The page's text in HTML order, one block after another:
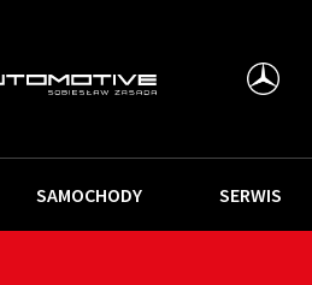
SAMOCHODY SERWIS